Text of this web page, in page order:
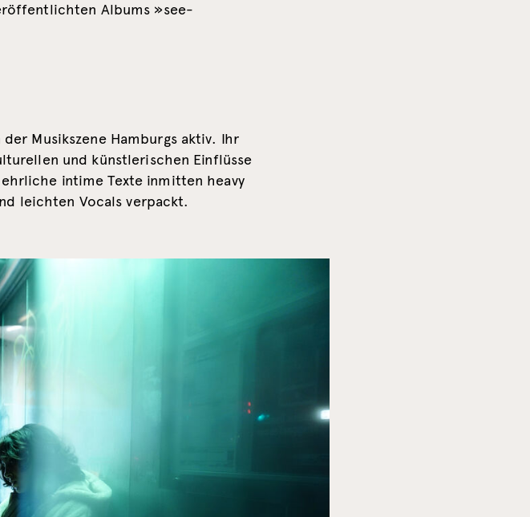
Albums »see-
Musikszene Hamburgs aktiv. Ihr
und künstlerischen Einflüsse
intime Texte inmitten heavy
leichten Vocals verpackt.